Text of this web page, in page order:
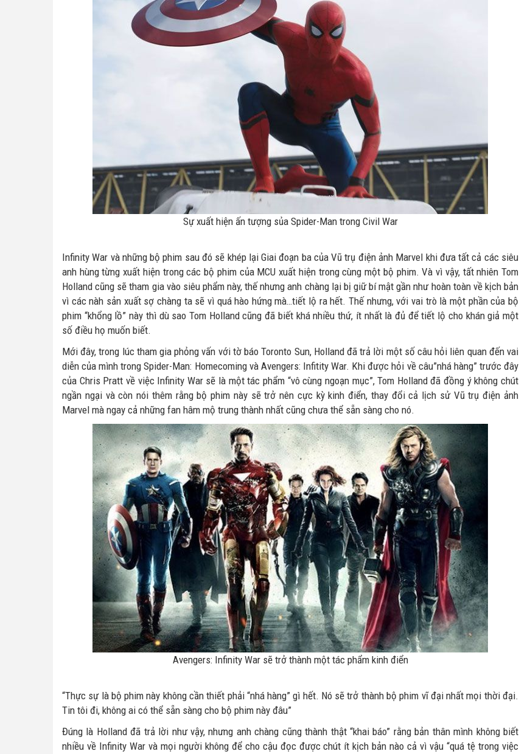
Sự xuất hiện ấn tượng sủa Spider-Man trong Civil War
Infinity War và những bộ phim sau đó sẽ khép lại Giai đoạn ba của Vũ trụ điện ảnh Marvel khi đưa tất cả các siêu
anh hùng từng xuất hiện trong các bộ phim của MCU xuất hiện trong cùng một bộ phim. Và vì vậy, tất nhiên Tom
Holland cũng sẽ tham gia vào siêu phẩm này, thế nhưng anh chàng lại bị giữ bí mật gần như hoàn toàn về kịch bản
vì các nàh sản xuất sợ chàng ta sẽ vì quá hào hứng mà…tiết lộ ra hết. Thế nhưng, với vai trò là một phần của bộ
phim “khổng lồ” này thì dù sao Tom Holland cũng đã biết khá nhiều thứ, ít nhất là đủ để tiết lộ cho khán giả một
số điều họ muốn biết.
Mới đây, trong lúc tham gia phỏng vấn với tờ báo Toronto Sun, Holland đã trả lời một số câu hỏi liên quan đến vai
diễn của mình trong Spider-Man: Homecoming và Avengers: Infitity War. Khi được hỏi về câu”nhá hàng” trước đây
của Chris Pratt về việc Infinity War sẽ là một tác phẩm “vô cùng ngoạn mục”, Tom Holland đã đồng ý không chút
ngần ngại và còn nói thêm rằng bộ phim này sẽ trở nên cực kỳ kinh điển, thay đổi cả lịch sử Vũ trụ điện ảnh
Marvel mà ngay cả những fan hâm mộ trung thành nhất cũng chưa thể sẵn sàng cho nó.
Avengers: Infinity War sẽ trở thành một tác phẩm kinh điển
“Thực sự là bộ phim này không cần thiết phải “nhá hàng” gì hết. Nó sẽ trở thành bộ phim vĩ đại nhất mọi thời đại.
Tin tôi đi, không ai có thể sẵn sàng cho bộ phim này đâu”
Đúng là Holland đã trả lời như vậy, nhưng anh chàng cũng thành thật “khai báo” rằng bản thân mình không biết
nhiều về Infinity War và mọi người không để cho cậu đọc được chút ít kịch bản nào cả vì vậu “quá tệ trong việc